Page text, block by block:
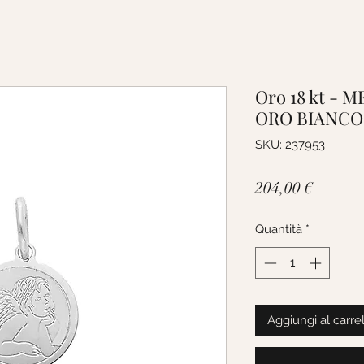
Oro 18 kt -
ORO BIANCO
SKU: 237953
204,00 €Prezzo
Quantità *
Aggiungi al